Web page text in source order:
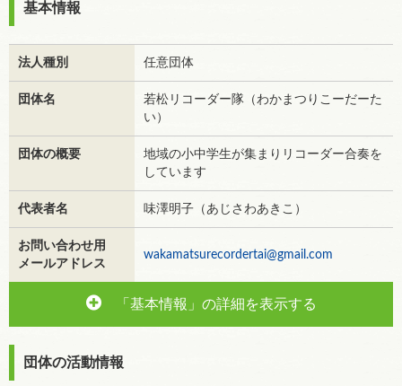
基本情報
法人種別 任意団体
団体名
若松リコーダー隊（わかまつりこーだーた
い）
団体の概要
地域の小中学生が集まりリコーダー合奏を
しています
代表者名 味澤明子（あじさわあきこ）
お問い合わせ用
メールアドレス
wakamatsurecordertai@gmail.com
「基本情報」の詳細を表示する
団体の活動情報